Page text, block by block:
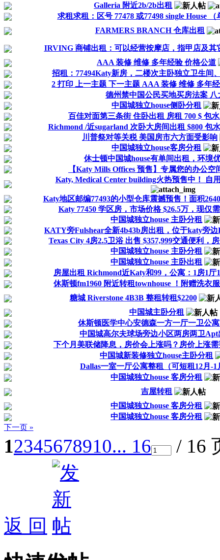
Galleria 附近2b/2b出租
求租求租：区号 77478 或77498 single House
FARMERS BRANCH 仓库出租
IRVING 商铺出租：可以经营按摩店，指甲店及其
AAA 装修 维修 多年经验 价格公道
招租：77494Katy新房，二楼次主卧独立卫生间
2 打印 上一主题 下一主题 AAA 装修 维修 多年
德州禁中国公民买地买房法案 八
中国城独立house侧卧分租
百佳对面第三条街 住卧出租 房租 700 $ 包
Richmond /近sugarland 次卧大房间出租 $800 包
川普祭对等关税 美国房市六方面受影响
中国城独立house客房分租
休士顿中国城house有单间出租，环境
【Katy Mills Offices 预售】专属您的办公空
Katy, Medical Center building火热预售中！ 自
Katy地区邮编77493的小型仓库震撼预售！面积
Katy 77450 学区房，市场价格 $26.5万，现仅
中国城独立house 主卧分租
KATY旁Fulshear全新4b43b房出租，位于katy旁边
Texas City 4房2.5卫浴 出售 $357,999交通便利，
中国城独立house 主卧分租
中国城独立house 主卧出租
房屋出租 Richmond近Katy和99，公寓：1房1厅
休斯顿fm1960 附近转租townhouse ！附赠洗衣
糖城 Riverstone 4B3B 整租转租$2200
中国城主卧分租
休斯顿医学中心安德森一方一厅一卫公
中国城高尔夫球场旁边小区两房两卫Apt
下个月美联储降息，房价会上涨吗？房价上涨需
中国城新装修独立house主卧分租
Dallas一室一厅公寓整租（可短租12月-1
中国城独立house 客房分租
吉屋转租
中国城独立house 客房分租
中国城独立house 客房分租
下一页 »
12345678910... 16 / 16
返 回